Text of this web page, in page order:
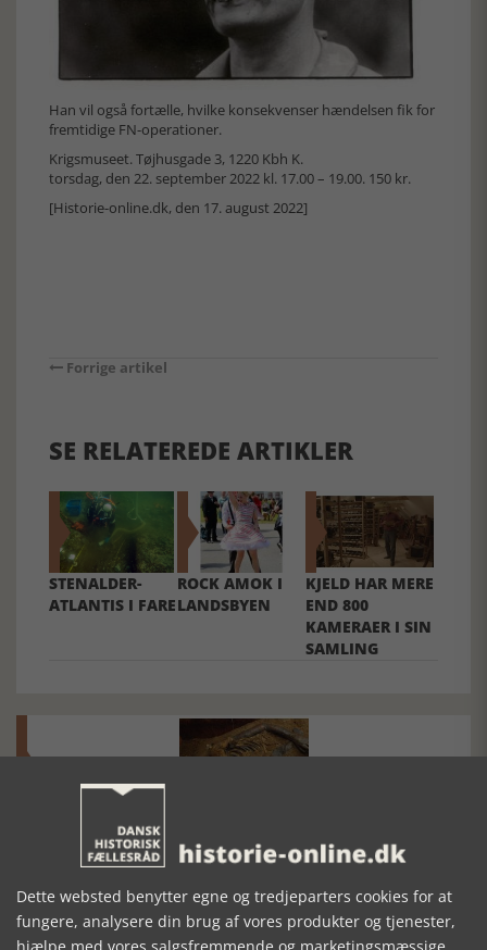
Han vil også fortælle, hvilke konsekvenser hændelsen fik for
fremtidige FN-operationer.
Krigsmuseet. Tøjhusgade 3, 1220 Kbh K.
torsdag, den 22. september 2022 kl. 17.00 – 19.00. 150 kr.
[Historie-online.dk, den 17. august 2022]
Forrige artikel
SE RELATEREDE ARTIKLER
STENALDER-
ATLANTIS I FARE
ROCK AMOK I
LANDSBYEN
KJELD HAR MERE
END 800
KAMERAER I SIN
SAMLING
Mosefolket
Silkeborg Hovedgården
Dette websted benytter egne og tredjeparters cookies for at
fungere, analysere din brug af vores produkter og tjenester,
hjælpe med vores salgsfremmende og marketingsmæssige